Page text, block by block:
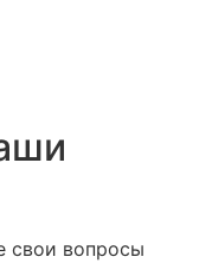
свои вопросы